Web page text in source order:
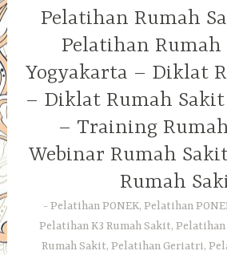
Pelatihan Rumah
Pelatihan
Yogyakarta – Diklat
– Diklat Rumah
– Training
Webinar Rumah
Rumah
Pelatihan PONEK, Pelatihan
Pelatihan K3 Rumah Sakit,
Rumah Sakit, Pelatihan Geriatri,